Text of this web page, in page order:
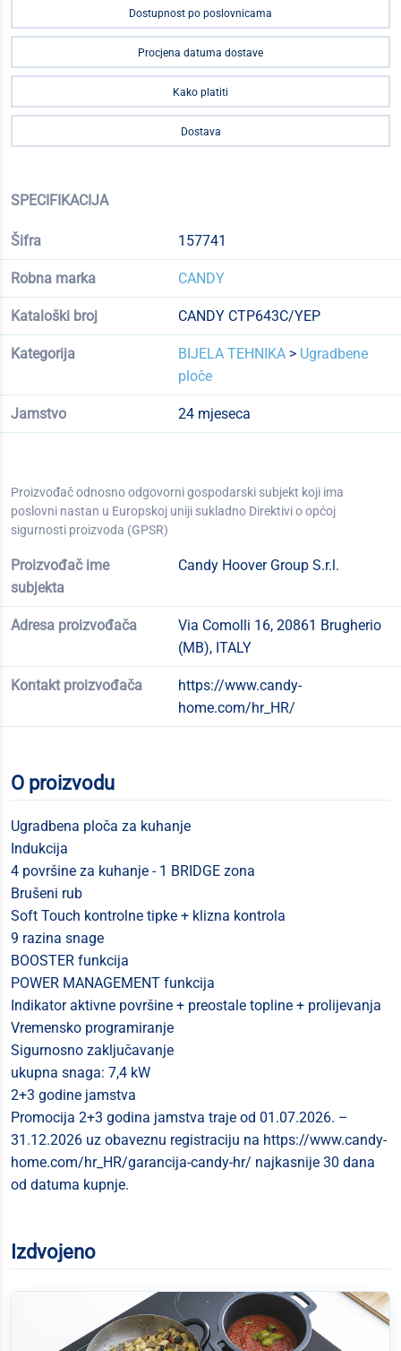
Dostupnost po poslovnicama
Procjena datuma dostave
Kako platiti
Dostava
SPECIFIKACIJA
Šifra 157741
Robna marka CANDY
Kataloški broj CANDY CTP643C/YEP
Kategorija BIJELA TEHNIKA> Ugradbene
ploče
Jamstvo 24 mjeseca
Proizvođač odnosno odgovorni gospodarski subjekt koji ima
poslovni nastan u Europskoj uniji sukladno Direktivi o općoj
sigurnosti proizvoda (GPSR)
Proizvođač ime
subjekta
Candy Hoover Group S.r.l.
Adresa proizvođača
Via Comolli 16, 20861 Brugherio
(MB), ITALY
Kontakt proizvođača
https://www.candy-
home.com/hr_HR/
O proizvodu
Ugradbena ploča za kuhanje
Indukcija
4 površine za kuhanje - 1 BRIDGE zona
Brušeni rub
Soft Touch kontrolne tipke + klizna kontrola
9 razina snage
BOOSTER funkcija
POWER MANAGEMENT funkcija
Indikator aktivne površine + preostale topline + prolijevanja
Vremensko programiranje
Sigurnosno zaključavanje
ukupna snaga: 7,4 kW
2+3 godine jamstva
Promocija 2+3 godina jamstva traje od 01.07.2026. –
31.12.2026 uz obaveznu registraciju na https://www.candy-
home.com/hr_HR/garancija-candy-hr/ najkasnije 30 dana
od datuma kupnje.
Izdvojeno